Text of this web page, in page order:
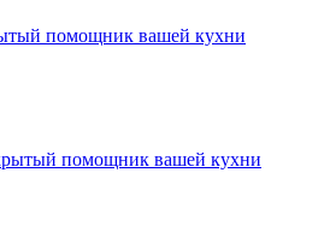
помощник вашей кухни